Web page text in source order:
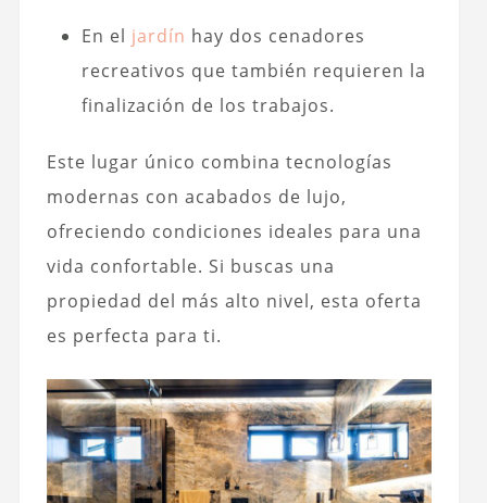
En el jardín hay dos cenadores
recreativos que también requieren la
finalización de los trabajos.
Este lugar único combina tecnologías
modernas con acabados de lujo,
ofreciendo condiciones ideales para una
vida confortable. Si buscas una
propiedad del más alto nivel, esta oferta
es perfecta para ti.